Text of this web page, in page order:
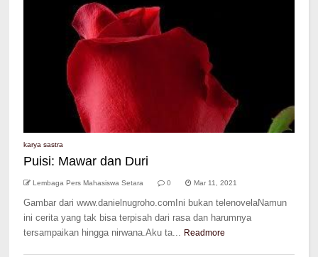
karya sastra
Puisi: Mawar dan Duri
Lembaga Pers Mahasiswa Setara 0 Mar 11, 2021
Gambar dari www.danielnugroho.comIni bukan telenovelaNamun
ini cerita yang tak bisa terpisah dari rasa dan harumnya
tersampaikan hingga nirwana.Aku ta... Readmore